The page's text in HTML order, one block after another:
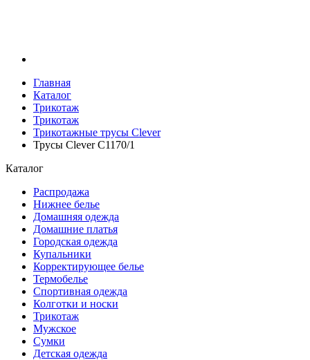
Главная
Каталог
Трикотаж
Трикотаж
Трикотажные трусы Clever
Трусы Clever C1170/1
Каталог
Распродажа
Нижнее белье
Домашняя одежда
Домашние платья
Городская одежда
Купальники
Корректирующее белье
Термобелье
Спортивная одежда
Колготки и носки
Трикотаж
Мужское
Сумки
Детская одежда